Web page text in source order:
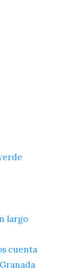
largo
cuenta